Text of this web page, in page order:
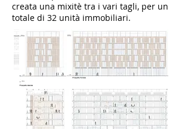
creata una mixitè tra i vari tagli, per un
totale di 32 unità immobiliari.